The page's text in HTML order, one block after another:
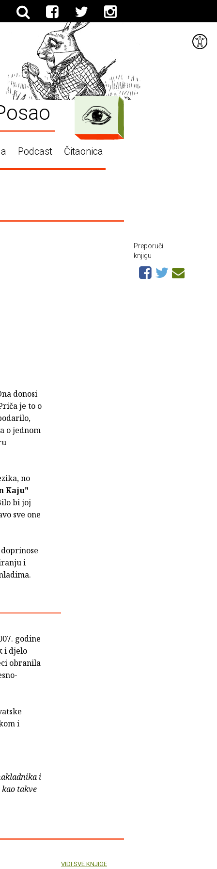
Podcast Čitaonica
donosi
je to o
o jednom
no
Kaju"
bi joj
sve one
i
godine
i djelo
obranila
i
i
takve
Preporuči
knjigu
VIDI SVE KNJIGE